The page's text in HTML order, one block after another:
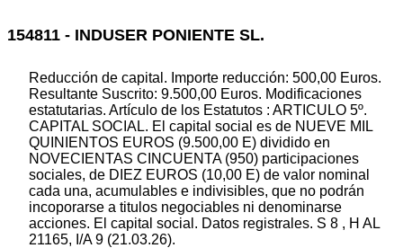
154811 - INDUSER PONIENTE SL.
Reducción de capital. Importe reducción: 500,00 Euros.
Resultante Suscrito: 9.500,00 Euros. Modificaciones
estatutarias. Artículo de los Estatutos : ARTICULO 5º.
CAPITAL SOCIAL. El capital social es de NUEVE MIL
QUINIENTOS EUROS (9.500,00 E) dividido en
NOVECIENTAS CINCUENTA (950) participaciones
sociales, de DIEZ EUROS (10,00 E) de valor nominal
cada una, acumulables e indivisibles, que no podrán
incoporarse a titulos negociables ni denominarse
acciones. El capital social. Datos registrales. S 8 , H AL
21165, I/A 9 (21.03.26).